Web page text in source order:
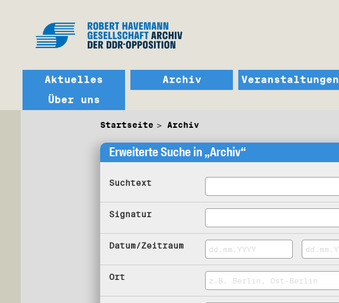
Aktuelles Archiv Veranstaltungen
Über uns
Startseite Archiv
Erweiterte Suche in „Archiv“
Suchtext
Signatur
Datum/Zeitraum
Ort